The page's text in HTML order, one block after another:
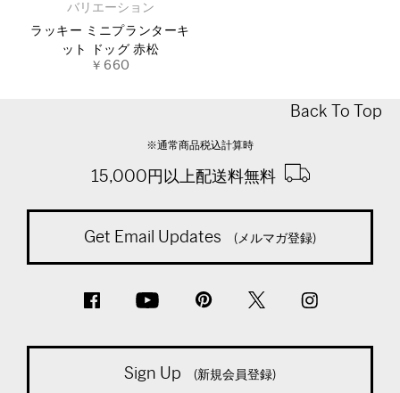
バリエーション
ラッキー ミニプランターキ
ット ドッグ 赤松
￥660
Back To Top
※通常商品税込計算時
15,000円以上配送料無料
Get Email Updates (メルマガ登録)
Sign Up (新規会員登録)